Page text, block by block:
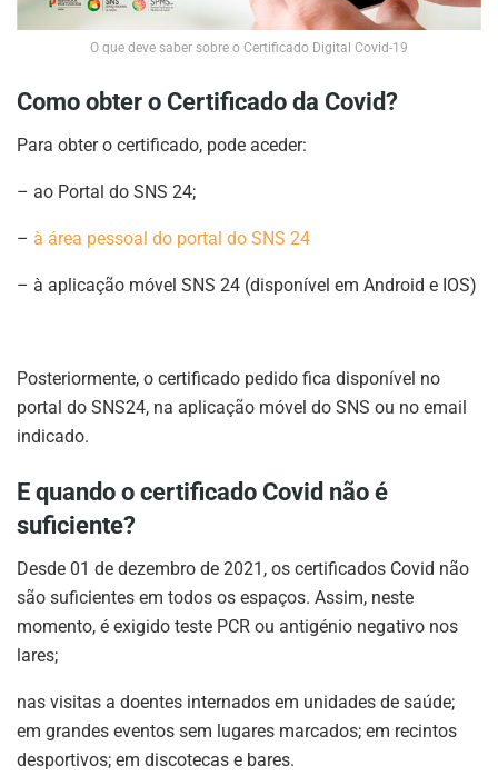
O que deve saber sobre o Certificado Digital Covid-19
Como obter o Certificado da Covid?
Para obter o certificado, pode aceder:
– ao Portal do SNS 24;
– à área pessoal do portal do SNS 24
– à aplicação móvel SNS 24 (disponível em Android e IOS)
Posteriormente, o certificado pedido fica disponível no
portal do SNS24, na aplicação móvel do SNS ou no email
indicado.
E quando o certificado Covid não é
suficiente?
Desde 01 de dezembro de 2021, os certificados Covid não
são suficientes em todos os espaços. Assim, neste
momento, é exigido teste PCR ou antigénio negativo nos
lares;
nas visitas a doentes internados em unidades de saúde;
em grandes eventos sem lugares marcados; em recintos
desportivos; em discotecas e bares.